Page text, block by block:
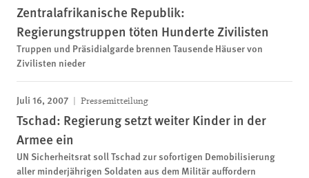
Zentralafrikanische Republik:
Regierungstruppen töten Hunderte Zivilisten
Truppen und Präsidialgarde brennen Tausende Häuser von
Zivilisten nieder
Juli 16, 2007 Pressemitteilung
Tschad: Regierung setzt weiter Kinder in der
Armee ein
UN Sicherheitsrat soll Tschad zur sofortigen Demobilisierung
aller minderjährigen Soldaten aus dem Militär auffordern